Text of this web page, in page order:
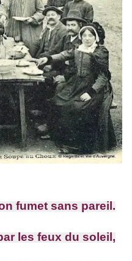
fumet sans pareil.
les feux du soleil,